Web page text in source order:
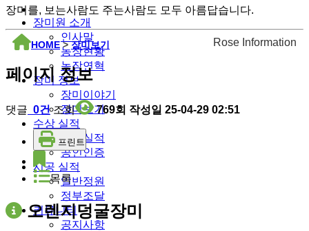
장미원 소개
인사말
농장현황
농장연혁
장미 정보
장미이야기
장미보기
수상 실적
수상실적
공인인증
시공 실적
일반정원
정부조달
커뮤니티
공지사항
장미를, 보는사람도 주는사람도 모두 아름답습니다.
HOME>장미보기 Rose Information
페이지 정보
댓글 0건 조회 769회 작성일 25-04-29 02:51
프린트
목록
오렌지덩굴장미